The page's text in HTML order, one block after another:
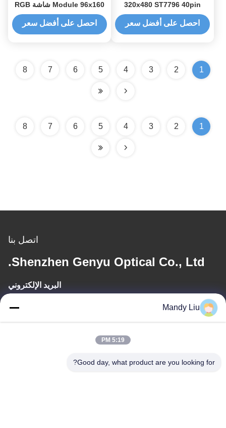
320x480 ST7796 40pin
احصل على أفضل سعر
Module 96x160 شاشة RGB
SPI
احصل على أفضل سعر
1
2
3
4
5
6
7
8
1
2
3
4
5
6
7
8
اتصل بنا
Shenzhen Genyu Optical Co., Ltd.
البريد الإلكتروني
Tan@genyudisplay.com
Mandy Liu
5:19 PM
Good day, what product are you looking for?